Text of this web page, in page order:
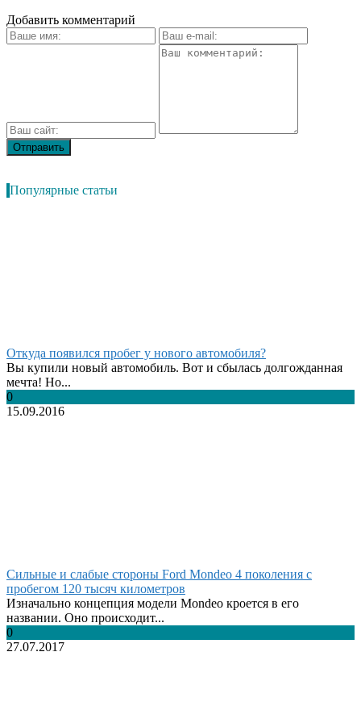
Добавить комментарий
Популярные статьи
Откуда появился пробег у нового автомобиля?
Вы купили новый автомобиль. Вот и сбылась долгожданная
мечта! Но...
0
15.09.2016
Сильные и слабые стороны Ford Mondeo 4 поколения с
пробегом 120 тысяч километров
Изначально концепция модели Mondeo кроется в его
названии. Оно происходит...
0
27.07.2017